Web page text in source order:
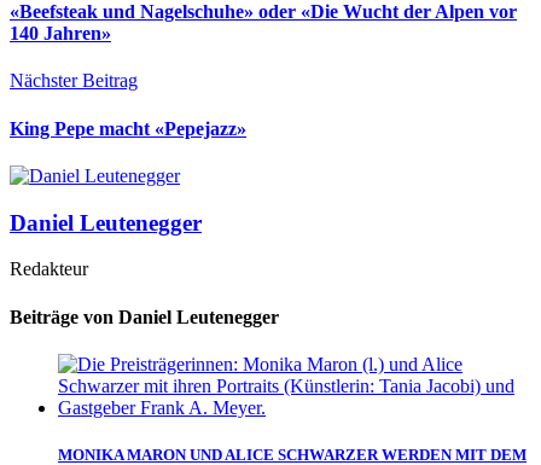
«Beefsteak und Nagelschuhe» oder «Die Wucht der Alpen vor
140 Jahren»
Nächster Beitrag
King Pepe macht «Pepejazz»
Daniel Leutenegger
Redakteur
Beiträge von Daniel Leutenegger
MONIKA MARON UND ALICE SCHWARZER WERDEN MIT DEM